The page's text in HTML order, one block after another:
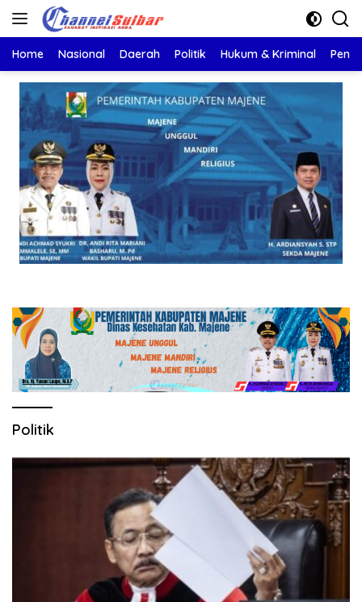
Langsung
Home Nasional Daerah Politik Hukum & Kriminal
Politik